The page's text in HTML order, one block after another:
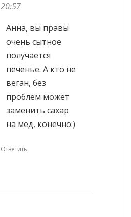
20:57
Анна, вы правы
очень сытное
получается
печенье. А кто не
веган, без
проблем может
заменить сахар
на мед, конечно:)
Ответить